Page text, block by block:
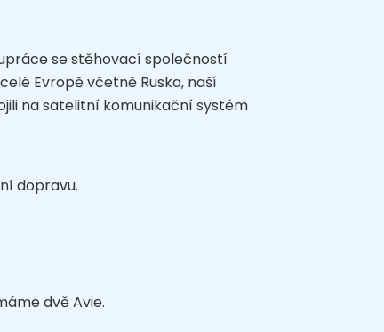
se stěhovací společností
Evropě včetně Ruska, naší
na satelitní komunikační systém
dopravu.
dvě Avie.